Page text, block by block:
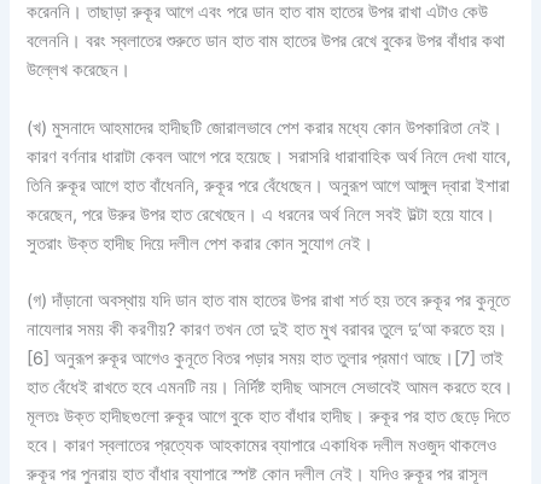
করেননি। তাছাড়া রুকূর আগে এবং পরে ডান হাত বাম হাতের উপর রাখা এটাও কেউ
বলেননি। বরং স্বলাতের শুরুতে ডান হাত বাম হাতের উপর রেখে বুকের উপর বাঁধার কথা
উল্লেখ করেছেন।
(খ) মুসনাদে আহমাদের হাদীছটি জোরালভাবে পেশ করার মধ্যে কোন উপকারিতা নেই।
কারণ বর্ণনার ধারাটা কেবল আগে পরে হয়েছে। সরাসরি ধারাবাহিক অর্থ নিলে দেখা যাবে,
তিনি রুকূর আগে হাত বাঁধেননি, রুকূর পরে বেঁধেছেন। অনুরূপ আগে আঙ্গুল দ্বারা ইশারা
করেছেন, পরে উরুর উপর হাত রেখেছেন। এ ধরনের অর্থ নিলে সবই উল্টা হয়ে যাবে।
সুতরাং উক্ত হাদীছ দিয়ে দলীল পেশ করার কোন সুযোগ নেই।
(গ) দাঁড়ানো অবস্থায় যদি ডান হাত বাম হাতের উপর রাখা শর্ত হয় তবে রুকূর পর কুনূতে
নাযেলার সময় কী করণীয়? কারণ তখন তো দুই হাত মুখ বরাবর তুলে দু‘আ করতে হয়।
[6] অনুরূপ রুকূর আগেও কুনূতে বিতর পড়ার সময় হাত তুলার প্রমাণ আছে।[7] তাই
হাত বেঁধেই রাখতে হবে এমনটি নয়। নির্দিষ্ট হাদীছ আসলে সেভাবেই আমল করতে হবে।
মূলতঃ উক্ত হাদীছগুলো রুকূর আগে বুকে হাত বাঁধার হাদীছ। রুকূর পর হাত ছেড়ে দিতে
হবে। কারণ স্বলাতের প্রত্যেক আহকামের ব্যাপারে একাধিক দলীল মওজুদ থাকলেও
রুকূর পর পুনরায় হাত বাঁধার ব্যাপারে স্পষ্ট কোন দলীল নেই। যদিও রুকূর পর রাসূল